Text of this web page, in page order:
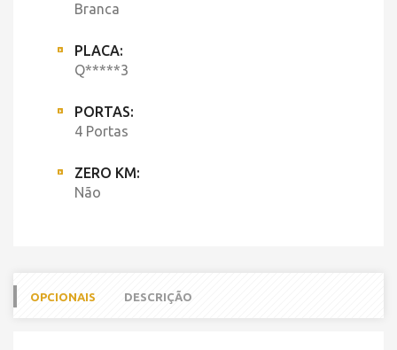
Branca
PLACA:
Q*****3
PORTAS:
4 Portas
ZERO KM:
Não
OPCIONAIS DESCRIÇÃO